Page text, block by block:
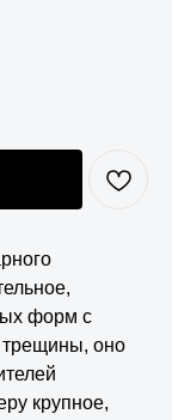
форм с
трещины, оно
крупное,